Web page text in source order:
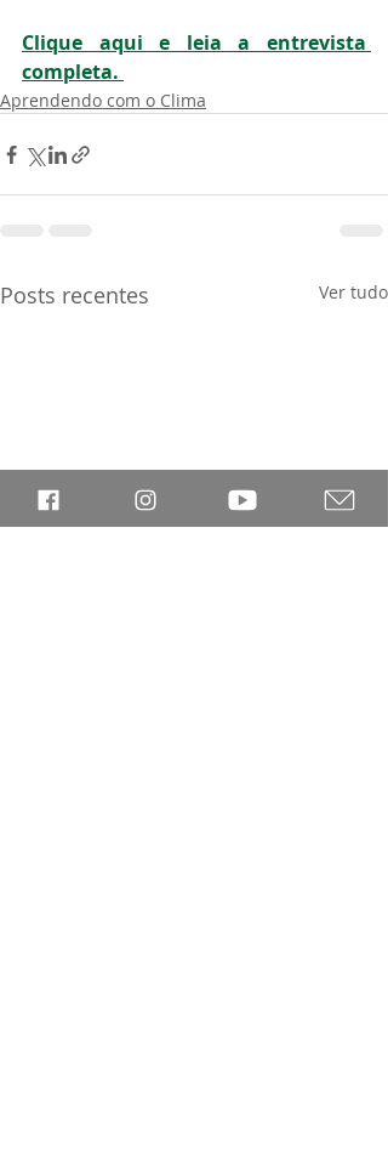
Clique aqui e leia a entrevista
completa.
Aprendendo com o Clima
Posts recentes Ver tudo